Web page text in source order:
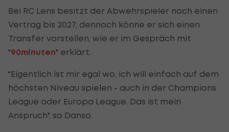
Bei RC Lens besitzt der Abwehrspieler noch einen
Vertrag bis 2027, dennoch könne er sich einen
Transfer vorstellen, wie er im Gespräch mit
"90minuten" erklärt.
"Eigentlich ist mir egal wo, ich will einfach auf dem
höchsten Niveau spielen - auch in der Champions
League oder Europa League. Das ist mein
Anspruch", so Danso.